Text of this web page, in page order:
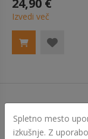
24,90 €
Izvedi več
Spletno mesto
izkušnje. Z